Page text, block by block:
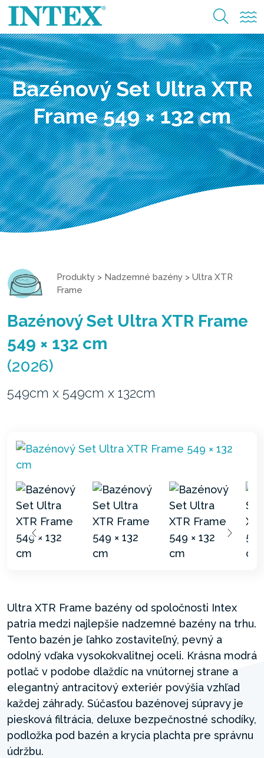
Bazénový Set Ultra XTR
Frame 549 × 132 cm
Produkty > Nadzemné bazény > Ultra XTR
Frame
Bazénový Set Ultra XTR Frame
549 × 132 cm
(2026)
549cm x 549cm x 132cm
Ultra XTR Frame bazény od spoločnosti Intex
patria medzi najlepšie nadzemné bazény na trhu.
Tento bazén je ľahko zostaviteľný, pevný a
odolný vďaka vysokokvalitnej oceli. Krásna modrá
potlač v podobe dlaždíc na vnútornej strane a
elegantný antracitový exteriér povýšia vzhľad
každej záhrady. Súčasťou bazénovej súpravy je
piesková filtrácia, deluxe bezpečnostné schodíky,
podložka pod bazén a krycia plachta pre správnu
údržbu.